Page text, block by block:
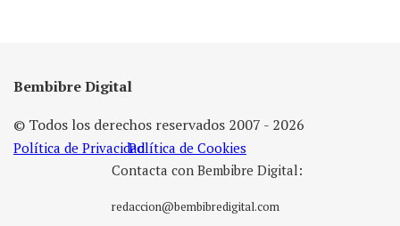
Bembibre Digital
© Todos los derechos reservados 2007 - 2026
Política de PrivacidadPolítica de Cookies
Contacta con Bembibre Digital:
redaccion@bembibredigital.com